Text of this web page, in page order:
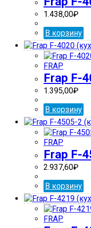
1.438,00₽
В корзину
FRAP
Frap F-
1.395,00₽
В корзину
FRAP
Frap F-
2.937,60₽
В корзину
FRAP